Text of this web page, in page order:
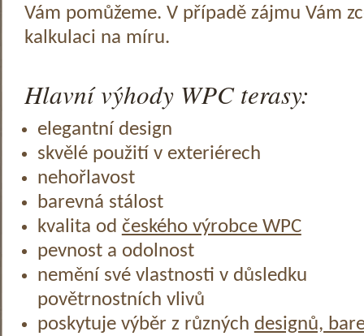
Vám pomůžeme. V případě zájmu Vám
kalkulaci na míru.
Hlavní výhody WPC terasy:
elegantní design
skvělé použití v exteriérech
nehořlavost
barevná stálost
kvalita od českého výrobce WPC
pevnost a odolnost
nemění své vlastnosti v důsledku
povětrnostních vlivů
poskytuje výběr z různých designů,